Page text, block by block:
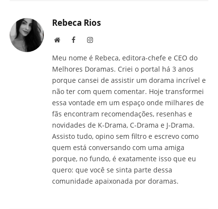
Rebeca Rios
Site FacebookInstagram
Meu nome é Rebeca, editora-chefe e CEO do
Melhores Doramas. Criei o portal há 3 anos
porque cansei de assistir um dorama incrível e
não ter com quem comentar. Hoje transformei
essa vontade em um espaço onde milhares de
fãs encontram recomendações, resenhas e
novidades de K-Drama, C-Drama e J-Drama.
Assisto tudo, opino sem filtro e escrevo como
quem está conversando com uma amiga
porque, no fundo, é exatamente isso que eu
quero: que você se sinta parte dessa
comunidade apaixonada por doramas.